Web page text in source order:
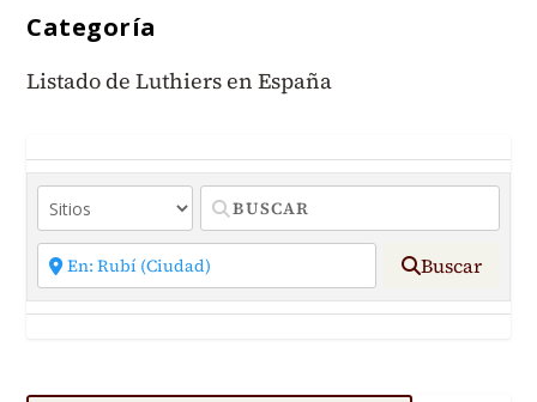
Categoría
Listado de Luthiers en España
Buscar